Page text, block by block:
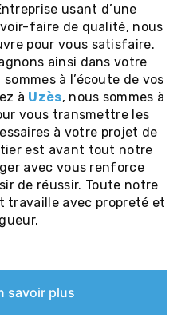
usant d’une
faire de qualité, nous
pour vous satisfaire.
ainsi dans votre
sommes à l’écoute de vos
à Uzès, nous sommes à
vous transmettre les
à votre projet de
est avant tout notre
avec vous renforce
de réussir. Toute notre
travaille avec propreté et
savoir plus